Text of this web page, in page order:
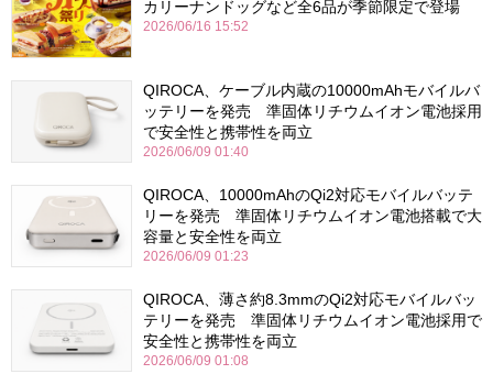
カリーナンドッグなど全6品が季節限定で登場
2026/06/16 15:52
QIROCA、ケーブル内蔵の10000mAhモバイルバ
ッテリーを発売 準固体リチウムイオン電池採用
で安全性と携帯性を両立
2026/06/09 01:40
QIROCA、10000mAhのQi2対応モバイルバッテ
リーを発売 準固体リチウムイオン電池搭載で大
容量と安全性を両立
2026/06/09 01:23
QIROCA、薄さ約8.3mmのQi2対応モバイルバッ
テリーを発売 準固体リチウムイオン電池採用で
安全性と携帯性を両立
2026/06/09 01:08